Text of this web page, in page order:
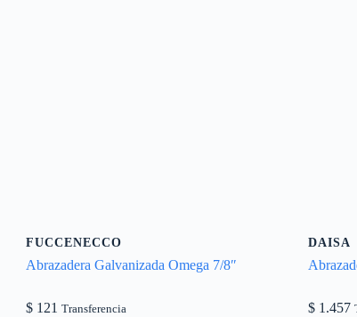
FUCCENECCO
Abrazadera Galvanizada Omega 7/8″
$121 Transferencia
DAISA
$ 1.457